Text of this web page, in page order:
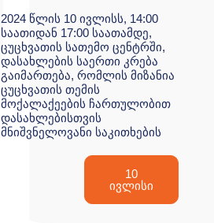
2024 წლის 10 ივლისს, 14:00
საათიდან 17:00 საათამდე,
ცუცხვათის სათემო ცენტრში,
დასახლების საერთი კრება
გაიმართება, რომლის მიზანია
ცუცხვათის თემის
მოქალაქეების ჩართულობით
დასახლებისთვის
მნიშვნელოვანი საკითხების
10
ივლისი